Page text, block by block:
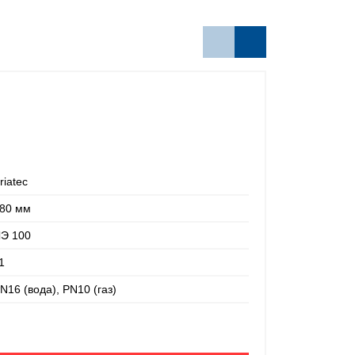
мм
100
(вода), PN10 (газ)